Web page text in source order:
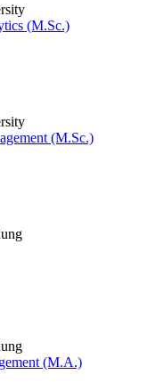
(M.Sc.)
(M.Sc.)
(M.A.)